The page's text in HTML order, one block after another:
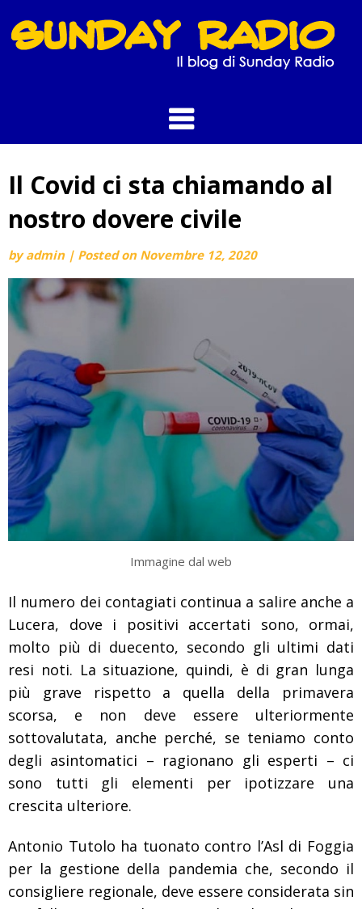
to
content
Il Covid ci sta chiamando al
nostro dovere civile
byadmin | Posted on Novembre 12, 2020
Immagine dal web
Il numero dei contagiati continua a salire anche a
Lucera, dove i positivi accertati sono, ormai,
molto più di duecento, secondo gli ultimi dati
resi noti. La situazione, quindi, è di gran lunga
più grave rispetto a quella della primavera
scorsa, e non deve essere ulteriormente
sottovalutata, anche perché, se teniamo conto
degli asintomatici – ragionano gli esperti – ci
sono tutti gli elementi per ipotizzare una
crescita ulteriore.
Antonio Tutolo ha tuonato contro l’Asl di Foggia
per la gestione della pandemia che, secondo il
consigliere regionale, deve essere considerata sin